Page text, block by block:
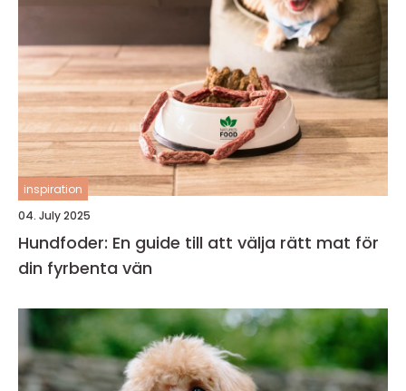
inspiration
04. July 2025
Hundfoder: En guide till att välja rätt mat för
din fyrbenta vän